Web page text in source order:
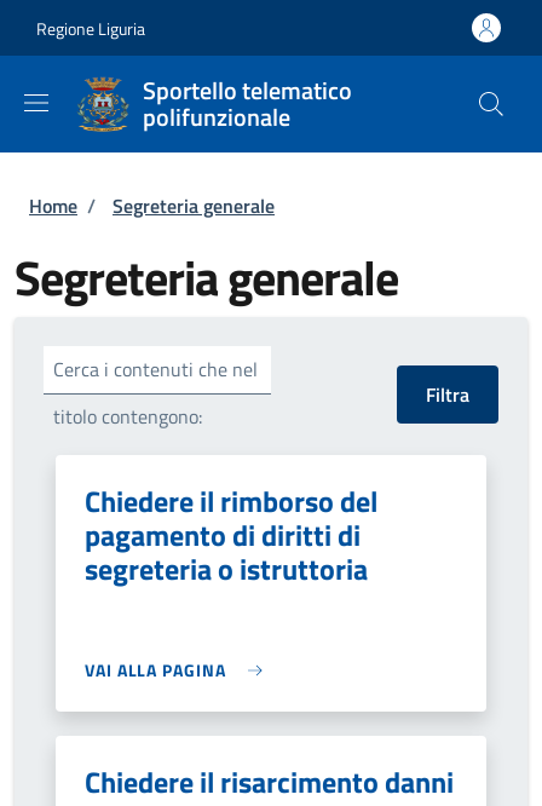
Regione Liguria
Sportello telematico
polifunzionale
Briciole di pane
Home / Segreteria generale
Segreteria generale
Cerca i contenuti che nel
titolo contengono:
Chiedere il rimborso del
pagamento di diritti di
segreteria o istruttoria
VAI ALLA PAGINA
Chiedere il risarcimento danni